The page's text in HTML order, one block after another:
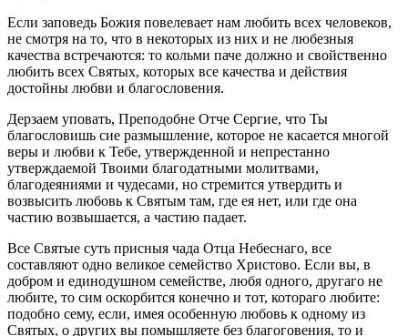
Если заповедь Божия повелевает нам любить всех человеков,
не смотря на то, что в некоторых из них и не любезныя
качества встречаются: то кольми паче должно и свойственно
любить всех Святых, которых все качества и действия
достойны любви и благословения.
Дерзаем уповать, Преподобне Отче Сергие, что Ты
благословишь сие размышление, которое не касается многой
веры и любви к Тебе, утвержденной и непрестанно
утверждаемой Твоими благодатными молитвами,
благодеяниями и чудесами, но стремится утвердить и
возвысить любовь к Святым там, где ея нет, или где она
частию возвышается, а частию падает.
Все Святые суть присныя чада Отца Небеснаго, все
составляют одно великое семейство Христово. Если вы, в
добром и единодушном семействе, любя одного, другаго не
любите, то сим оскорбится конечно и тот, котораго любите:
подобно сему, если, имея особенную любовь к одному из
Святых, о других вы помышляете без благоговения, то и